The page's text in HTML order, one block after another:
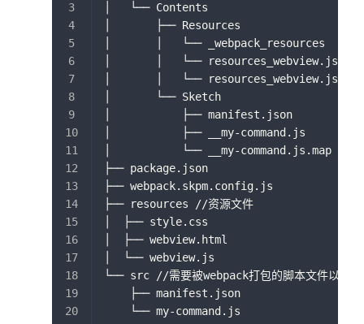
│   └── Contents
│       ├── Resources
│       │   └── _webpack_resources
│       │   └── resources_webview.js
│       │   └── resources_webview.js.map
│       └── Sketch
│           ├── manifest.json
│           ├── __my-command.js
│           └── __my-command.js.map
├── package.json
├── webpack.skpm.config.js
├── resources //资源文件
│  ├── style.css
│  ├── webview.html
│  └── webview.js
└── src //需要被webpack打包的脚本文件以及
    ├── manifest.json
    └── my-command.js